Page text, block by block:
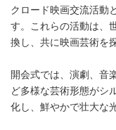
クロード映画交流活動
す。これらの活動は、
換し、共に映画芸術を
開会式では、演劇、音
ど多様な芸術形態がシ
化し、鮮やかで壮大な